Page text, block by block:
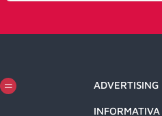
ADVERTISING
INFORMATIVA